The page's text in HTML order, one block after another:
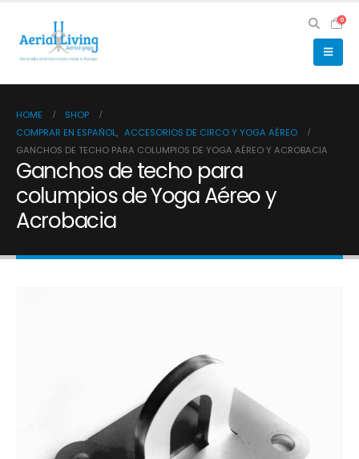
0
HOME
SHOP
COMPRAR EN ESPAÑOL, ACCESORIOS DE CIRCO Y YOGA AÉREO
GANCHOS DE TECHO PARA COLUMPIOS DE YOGA AÉREO Y ACROBACIA
Ganchos de techo para
columpios de Yoga Aéreo y
Acrobacia